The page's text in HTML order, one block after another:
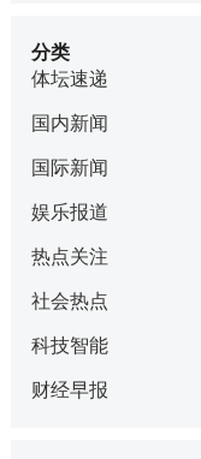
分类
体坛速递
国内新闻
国际新闻
娱乐报道
热点关注
社会热点
科技智能
财经早报